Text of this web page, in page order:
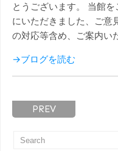
とうございます。 当館
にいただきました、ご意
の対応等含め、ご案内
→ブログを読む
PREV